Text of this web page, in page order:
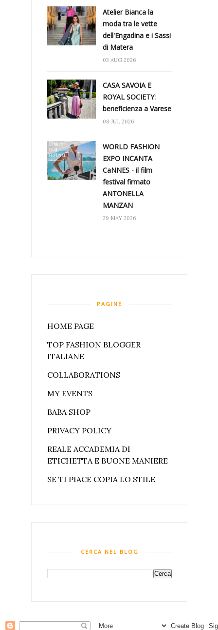
Atelier Bianca​ la
moda tra le vette
dell'Engadina e i Sassi
di Matera
03 AUG 2026
CASA SAVOIA E
ROYAL SOCIETY:
beneficienza a Varese
08 JUL 2026
WORLD FASHION
EXPO INCANTA
CaNNES - il film
festival firmato
ANTONELLA
MANZAN
29 MAY 2026
PAGINE
HOME PAGE
TOP FASHION BLOGGER
ITALIANE
COLLABORATIONS
MY EVENTS
BABA SHOP
PRIVACY POLICY
REALE ACCADEMIA DI
ETICHETTA E BUONE MANIERE
SE TI PIACE COPIA LO STILE
CERCA NEL BLOG